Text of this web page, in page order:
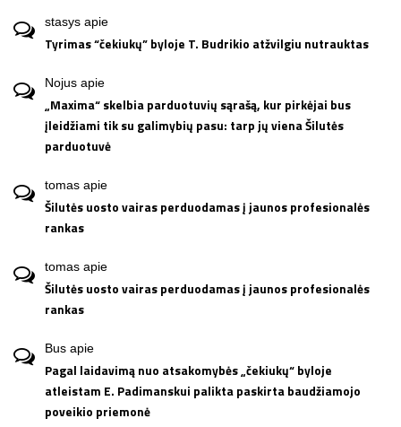
stasys apie
Tyrimas “čekiukų” byloje T. Budrikio atžvilgiu nutrauktas
Nojus apie
„Maxima“ skelbia parduotuvių sąrašą, kur pirkėjai bus
įleidžiami tik su galimybių pasu: tarp jų viena Šilutės
parduotuvė
tomas apie
Šilutės uosto vairas perduodamas į jaunos profesionalės
rankas
tomas apie
Šilutės uosto vairas perduodamas į jaunos profesionalės
rankas
Bus apie
Pagal laidavimą nuo atsakomybės „čekiukų“ byloje
atleistam E. Padimanskui palikta paskirta baudžiamojo
poveikio priemonė